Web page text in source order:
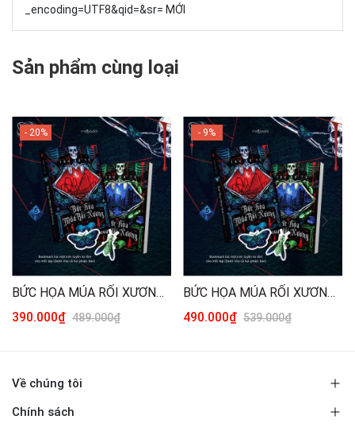
_encoding=UTF8&qid=&sr= MỚI
Sản phẩm cùng loại
- 20%
BỨC HỌA MÚA RỐI XƯƠNG - TÁI BẢN 2026 (TRỌN BỘ 2 TẬP) [THƯỜNG]
390.000₫ 489.000₫
- 9%
BỨC HỌA MÚA RỐI XƯƠNG - TÁI BẢN 2026 (TRỌN BỘ 2 TẬP) [ĐẶC BIỆT]
490.000₫ 539.000₫
Về chúng tôi
Chính sách